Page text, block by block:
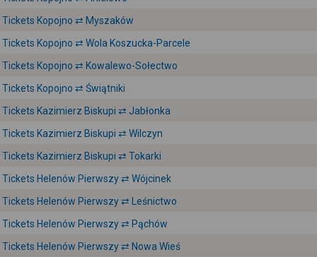
Tickets Kopojno ⇄ Myszaków
Tickets Kopojno ⇄ Wola Koszucka-Parcele
Tickets Kopojno ⇄ Kowalewo-Sołectwo
Tickets Kopojno ⇄ Świątniki
Tickets Kazimierz Biskupi ⇄ Jabłonka
Tickets Kazimierz Biskupi ⇄ Wilczyn
Tickets Kazimierz Biskupi ⇄ Tokarki
Tickets Helenów Pierwszy ⇄ Wójcinek
Tickets Helenów Pierwszy ⇄ Leśnictwo
Tickets Helenów Pierwszy ⇄ Pąchów
Tickets Helenów Pierwszy ⇄ Nowa Wieś